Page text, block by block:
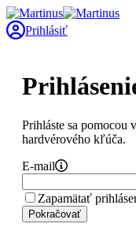
Prihlásiť
Prihláste sa pomocou
hardvérového kľúča.
E-mail
Zapamätať
Pokračovať